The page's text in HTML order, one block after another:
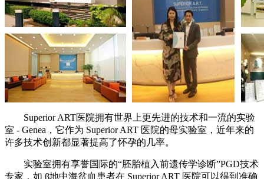
Superior ART医院拥有世界上更先进的技术和一流的实验
室 - Genea，它作为 Superior ART 医院的母实验室，近年来的
许多技术创新都显著提高了怀孕的几率。
实验室拥有享誉国际的“胚胎植入前遗传学诊断”PGD技术
专家，如 β地中海贫血患者在 Superior ART 医院可以得到准确